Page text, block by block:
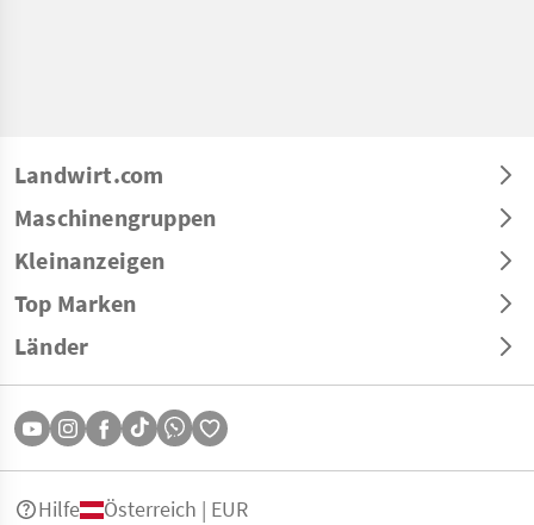
Landwirt.com
Maschinengruppen
Kleinanzeigen
Top Marken
Länder
Hilfe Österreich | EUR